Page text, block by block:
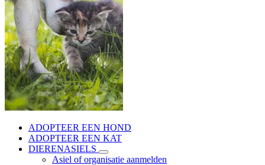
ADOPTEER EEN HOND
ADOPTEER EEN KAT
DIERENASIELS
Asiel of organisatie aanmelden